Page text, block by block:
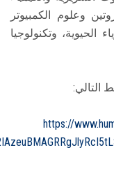
وعلوم الكمبيوتر
الحيوية، وتكنولوجيا
التالي:
https://